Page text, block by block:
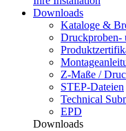
Downloads
Kataloge &
Druckproben-
Z-Maße /
STEP-Dateien
Technical
EPD
Downloads